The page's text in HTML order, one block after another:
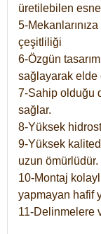
üretilebilen
5-
çeşitliliği
6-Özgün
sağlayarak elde
7-Sahip olduğu
sağlar.
8-Yüksek
9-Yüksek
uzun ömürlüdür.
10-Montaj
yapmayan hafif
11-Delinmelere